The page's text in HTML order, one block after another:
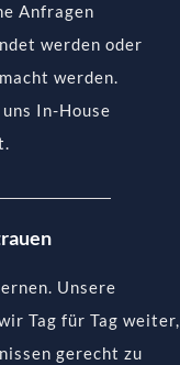
Anfragen
werden oder
werden.
In-House
Unsere
Tag für Tag weiter,
gerecht zu